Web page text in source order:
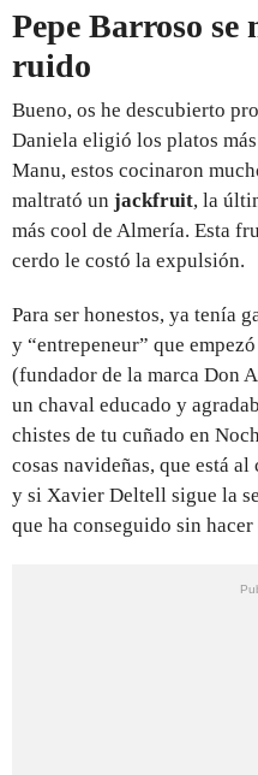
Pepe Barroso se
ruido
Bueno, os he descubierto
Daniela eligió los platos
Manu, estos cocinaron
maltrató un jackfruit, la
más cool de Almería. Esta
cerdo le costó la expulsión.
Para ser honestos, ya tenía
y “entrepeneur” que
(fundador de la marca Don
un chaval educado y
chistes de tu cuñado en
cosas navideñas, que está
y si Xavier Deltell sigue la
que ha conseguido sin